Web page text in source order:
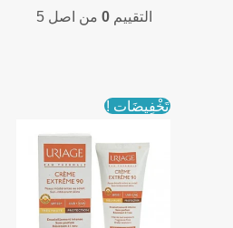
was:
is:
التقييم 0من اصل 5
تَخْفِيضَات !